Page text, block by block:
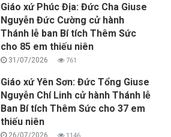
Giáo xứ Phúc Địa: Đức Cha Giuse
Nguyễn Đức Cường cử hành
Thánh lễ ban Bí tích Thêm Sức
cho 85 em thiếu niên
31/07/2026 761
Giáo xứ Yên Sơn: Đức Tổng Giuse
Nguyễn Chí Linh cử hành Thánh lễ
Ban Bí tích Thêm Sức cho 37 em
thiếu niên
26/07/2026 1146